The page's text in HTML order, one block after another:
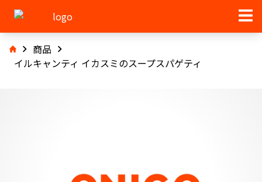
商品
イルキャンティ イカスミのスープスパゲティ